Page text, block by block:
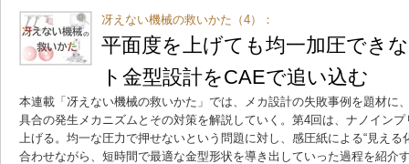
冴えない機械の救いかた（4）：
平面度を上げても均一加圧でき
ト金型設計をCAEで追い込む
本連載「冴えない機械の救いかた」では、メカ設計の失敗事例を題材に
具合の発生メカニズムとその対策を解説していく。第4回は、ナノイン
上げる。均一な圧力で押せないという問題に対し、感圧紙による“見え
合わせながら、短時間で最適な金型形状を導き出していった過程を紹介